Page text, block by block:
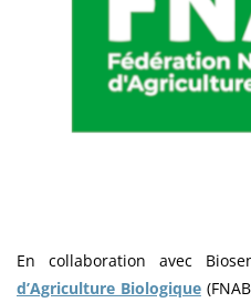
En collaboration avec
d’Agriculture Biologique